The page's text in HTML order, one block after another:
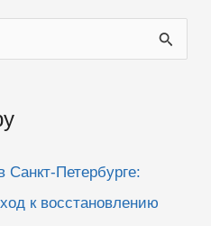
Санкт-Петербурге:
к восстановлению